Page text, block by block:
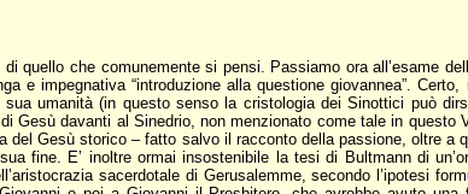
quello che comunemente si pensi. Passiamo ora all’esame
e impegnativa “introduzione alla questione giovannea”.
umanità (in questo senso la cristologia dei Sinottici può
davanti al Sinedrio, non menzionato come tale in
Gesù storico – fatto salvo il racconto della passione, oltre a
fine. E’ inoltre ormai insostenibile la tesi di Bultmann di
sacerdotale di Gerusalemme, secondo l’ipotesi